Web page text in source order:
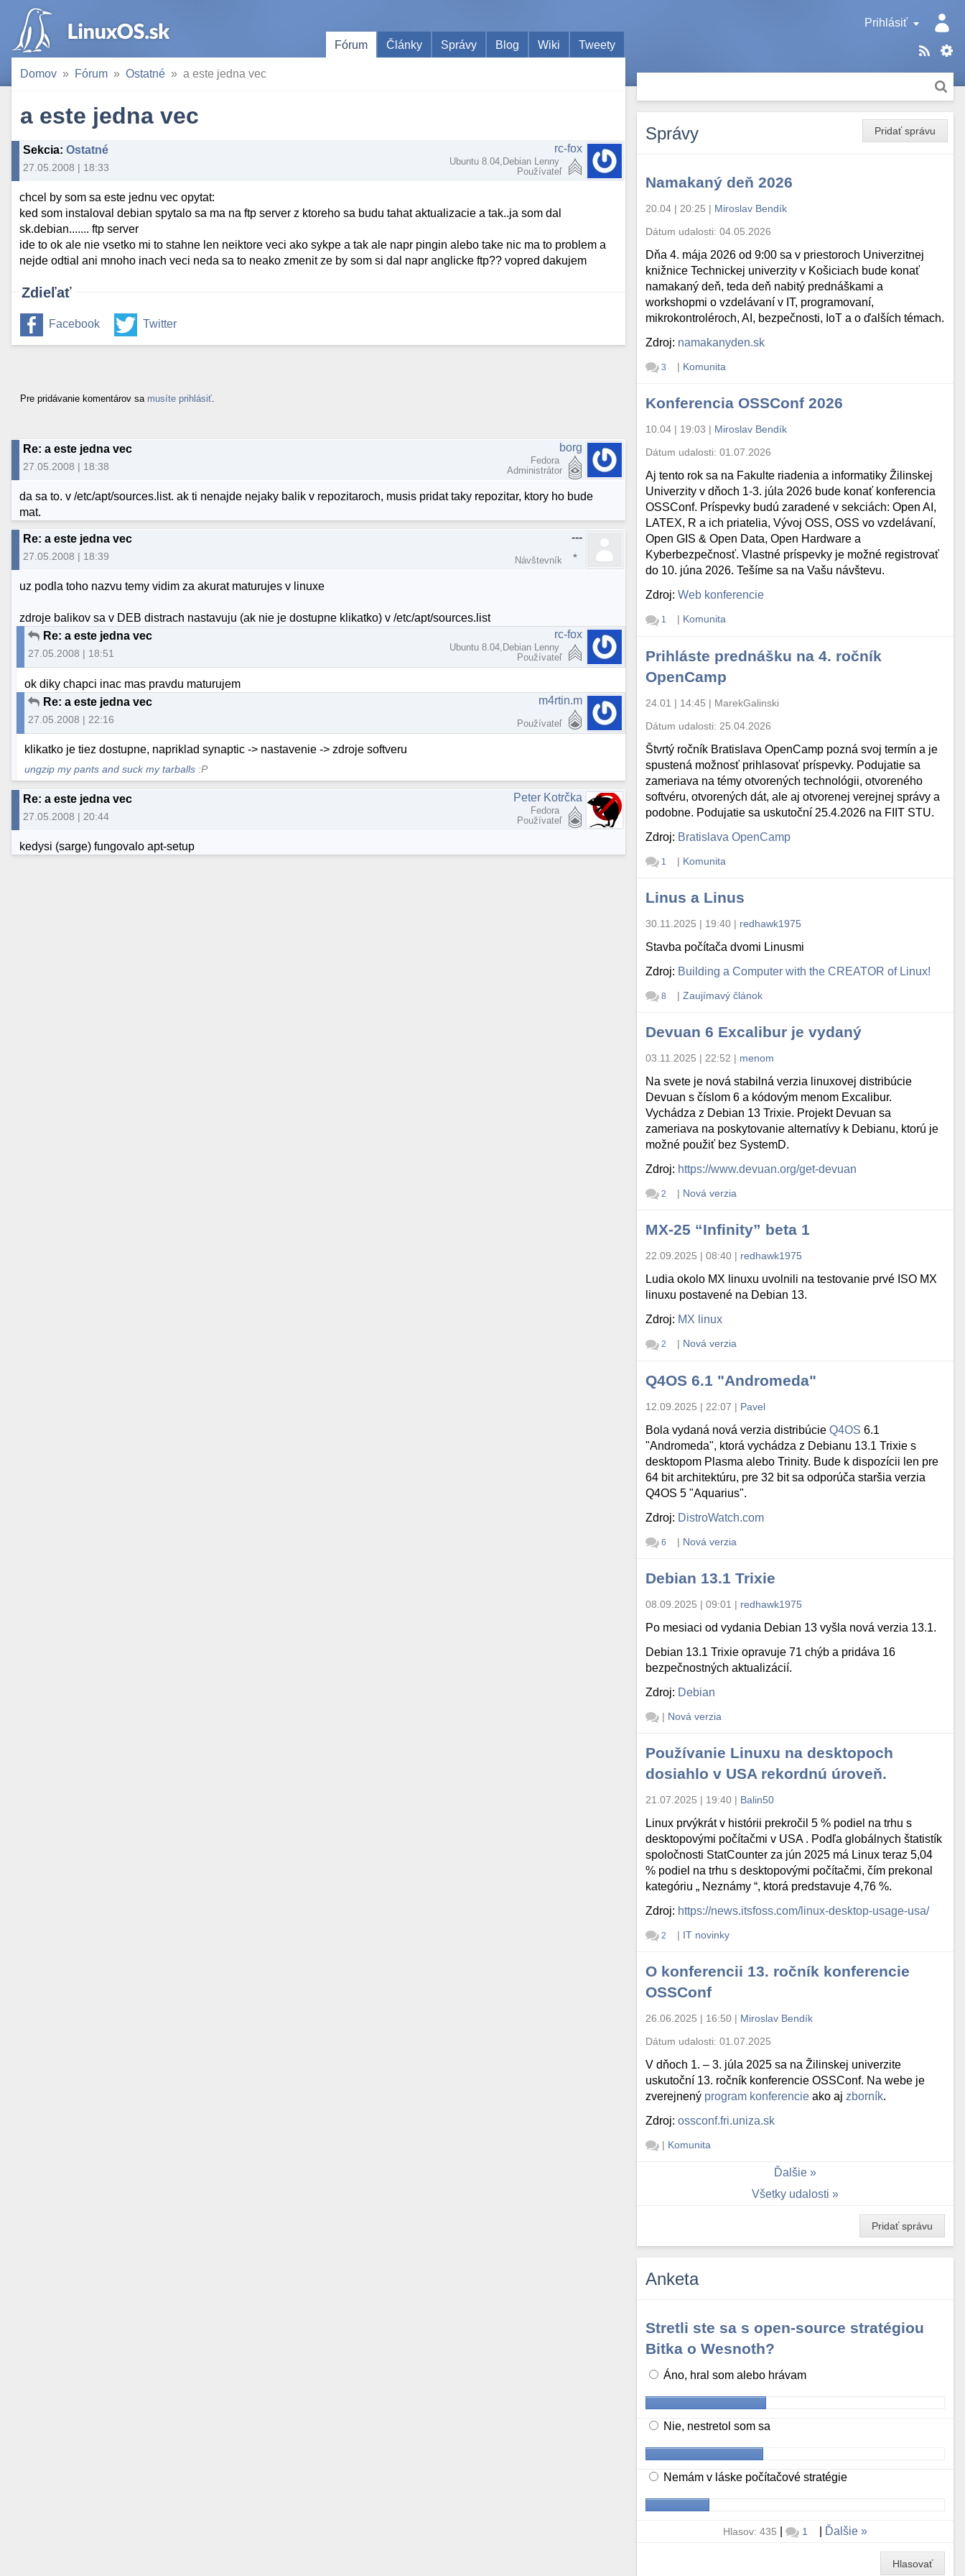
Prihlásiť
Fórum
Články Správy Blog Wiki Tweety
Domov Fórum Ostatné a este jedna vec
a este jedna vec
Sekcia: Ostatné
27.05.2008 | 18:33
rc-fox
Ubuntu 8.04,Debian Lenny
Používateľ
chcel by som sa este jednu vec opytat:
ked som instaloval debian spytalo sa ma na ftp server z ktoreho sa budu tahat aktualizacie a tak..ja som dal
sk.debian....... ftp server
ide to ok ale nie vsetko mi to stahne len neiktore veci ako sykpe a tak ale napr pingin alebo take nic ma to problem a
nejde odtial ani mnoho inach veci neda sa to neako zmenit ze by som si dal napr anglicke ftp?? vopred dakujem
Zdieľať
Facebook Twitter
Pre pridávanie komentárov sa musíte prihlásiť
Re: a este jedna vec
27.05.2008 | 18:38
borg
Fedora
Administrátor
da sa to. v /etc/apt/sources.list. ak ti nenajde nejaky balik v repozitaroch, musis pridat taky repozitar, ktory ho bude
mat.
Re: a este jedna vec
27.05.2008 | 18:39
---
Návštevník
uz podla toho nazvu temy vidim za akurat maturujes v linuxe
zdroje balikov sa v DEB distrach nastavuju (ak nie je dostupne klikatko) v /etc/apt/sources.list
Re: a este jedna vec
27.05.2008 | 18:51
rc-fox
Ubuntu 8.04,Debian Lenny
Používateľ
ok diky chapci inac mas pravdu maturujem
Re: a este jedna vec
27.05.2008 | 22:16
m4rtin.m
Používateľ
klikatko je tiez dostupne, napriklad synaptic -> nastavenie -> zdroje softveru
ungzip my pants and suck my tarballs :P
Re: a este jedna vec
27.05.2008 | 20:44
Peter Kotrčka
Fedora
Používateľ
kedysi (sarge) fungovalo apt-setup
Pridať správu
Správy
Namakaný deň 2026
20.04 | 20:25 | Miroslav Bendík
Dátum udalosti:04.05.2026
Dňa 4. mája 2026 od 9:00 sa v priestoroch Univerzitnej
knižnice Technickej univerzity v Košiciach bude konať
namakaný deň, teda deň nabitý prednáškami a
workshopmi o vzdelávaní v IT, programovaní,
mikrokontroléroch, AI, bezpečnosti, IoT a o ďalších témach.
Zdroj: namakanyden.sk
3 | Komunita
Konferencia OSSConf 2026
10.04 | 19:03 | Miroslav Bendík
Dátum udalosti:01.07.2026
Aj tento rok sa na Fakulte riadenia a informatiky Žilinskej
Univerzity v dňoch 1-3. júla 2026 bude konať konferencia
OSSConf. Príspevky budú zaradené v sekciách: Open AI,
LATEX, R a ich priatelia, Vývoj OSS, OSS vo vzdelávaní,
Open GIS & Open Data, Open Hardware a
Kyberbezpečnosť. Vlastné príspevky je možné registrovať
do 10. júna 2026. Tešíme sa na Vašu návštevu.
Zdroj:Web konferencie
1 | Komunita
Prihláste prednášku na 4. ročník
OpenCamp
24.01 | 14:45 | MarekGalinski
Dátum udalosti: 25.04.2026
Štvrtý ročník Bratislava OpenCamp pozná svoj termín a je
spustená možnosť prihlasovať príspevky. Podujatie sa
zameriava na témy otvorených technológii, otvoreného
softvéru, otvorených dát, ale aj otvorenej verejnej správy a
podobne. Podujatie sa uskutoční 25.4.2026 na FIIT STU.
Zdroj: Bratislava OpenCamp
1 | Komunita
Linus a Linus
30.11.2025 | 19:40 | redhawk1975
Stavba počítača dvomi Linusmi
Zdroj: Building a Computer with the CREATOR of Linux!
8 | Zaujímavý článok
Devuan 6 Excalibur je vydaný
03.11.2025 | 22:52 | menom
Na svete je nová stabilná verzia linuxovej distribúcie
Devuan s číslom 6 a kódovým menom Excalibur.
Vychádza z Debian 13 Trixie. Projekt Devuan sa
zameriava na poskytovanie alternatívy k Debianu, ktorú je
možné použiť bez SystemD.
Zdroj: https://www.devuan.org/get-devuan
2 | Nová verzia
MX-25 “Infinity” beta 1
22.09.2025 | 08:40 | redhawk1975
Ludia okolo MX linuxu uvolnili na testovanie prvé ISO MX
linuxu postavené na Debian 13.
Zdroj: MX linux
2 | Nová verzia
Q4OS 6.1 "Andromeda"
12.09.2025 | 22:07 | Pavel
Bola vydaná nová verzia distribúcieQ4OS 6.1
"Andromeda", ktorá vychádza z Debianu 13.1 Trixie s
desktopom Plasma alebo Trinity. Bude k dispozícii len pre
64 bit architektúru, pre 32 bit sa odporúča staršia verzia
Q4OS 5 "Aquarius".
Zdroj: DistroWatch.com
6 | Nová verzia
Debian 13.1 Trixie
08.09.2025 | 09:01 | redhawk1975
Po mesiaci od vydania Debian 13 vyšla nová verzia 13.1.
Debian 13.1 Trixie opravuje 71 chýb a pridáva 16
bezpečnostných aktualizácií.
Zdroj: Debian
| Nová verzia
Používanie Linuxu na desktopoch
dosiahlo v USA rekordnú úroveň.
21.07.2025 | 19:40 | Balin50
Linux prvýkrát v histórii prekročil 5 % podiel na trhu s
desktopovými počítačmi v USA . Podľa globálnych štatistík
spoločnosti StatCounter za jún 2025 má Linux teraz 5,04
% podiel na trhu s desktopovými počítačmi, čím prekonal
kategóriu „ Neznámy “, ktorá predstavuje 4,76 %.
Zdroj: https://news.itsfoss.com/linux-desktop-usage-usa/
2 | IT novinky
O konferencii 13. ročník konferencie
OSSConf
26.06.2025 | 16:50 | Miroslav Bendík
Dátum udalosti:01.07.2025
V dňoch 1. – 3. júla 2025 sa na Žilinskej univerzite
uskutoční 13. ročník konferencie OSSConf. Na webe je
zverejnený program konferencie ako aj zborník.
Zdroj:ossconf.fri.uniza.sk
| Komunita
Ďalšie
Všetky udalosti
Pridať správu
Anketa
Stretli ste sa s open-source stratégiou
Bitka o Wesnoth?
Áno, hral som alebo hrávam
Nie, nestretol som sa
Nemám v láske počítačové stratégie
Hlasov: 435 | 1 Ďalšie
Hlasovať